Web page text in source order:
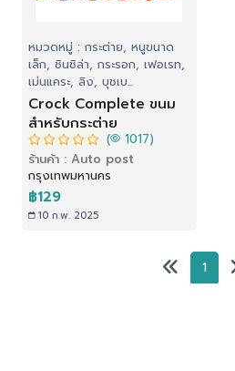
หมวดหมู่ : กระต่าย, หนูขนาด
เล็ก, ชินชิล่า, กระรอก, เฟอเรท,
เม่นแคระ, ลิง, บุชเบ...
Crock Complete ขนม
สำหรับกระต่าย
( 1017)
ร้านค้า : Auto post
กรุงเทพมหานคร
฿129
10 ก.พ. 2025
1